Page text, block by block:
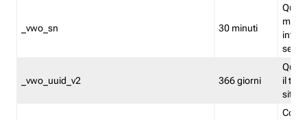
_vwo_sn 30 minuti
_vwo_uuid_v2 366 giorni
il
sito